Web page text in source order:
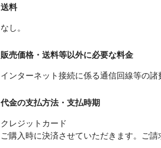
送料
なし。
販売価格・送料等以外に必要な料金
インターネット接続に係る通信回線等の諸
代金の支払方法・支払時期
クレジットカード
ご購入時に決済させていただきます。ご